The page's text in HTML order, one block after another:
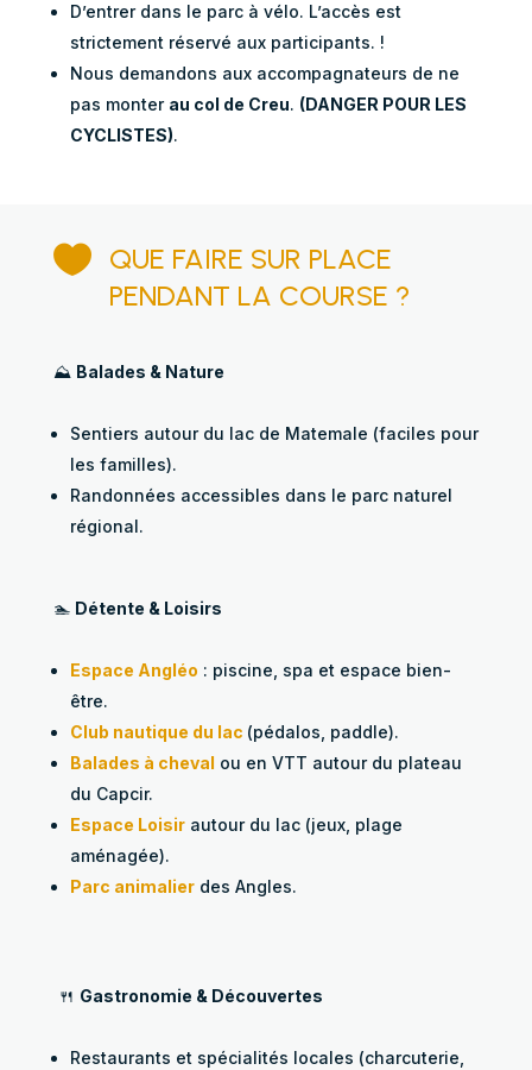
D’entrer dans le parc à vélo. L’accès est
strictement réservé aux participants. !
Nous demandons aux accompagnateurs de ne
pas monter au col de Creu. (DANGER POUR LES
CYCLISTES).
 QUE FAIRE SUR PLACE
PENDANT LA COURSE ?
⛰️ Balades & Nature
Sentiers autour du lac de Matemale (faciles pour
les familles).
Randonnées accessibles dans le parc naturel
régional.
🏊 Détente & Loisirs
Espace Angléo : piscine, spa et espace bien-
être.
Club nautique du lac (pédalos, paddle).
Balades à cheval ou en VTT autour du plateau
du Capcir.
Espace Loisirautour du lac (jeux, plage
aménagée).
Parc animalierdes Angles.
🍴 Gastronomie & Découvertes
Restaurants et spécialités locales (charcuterie,